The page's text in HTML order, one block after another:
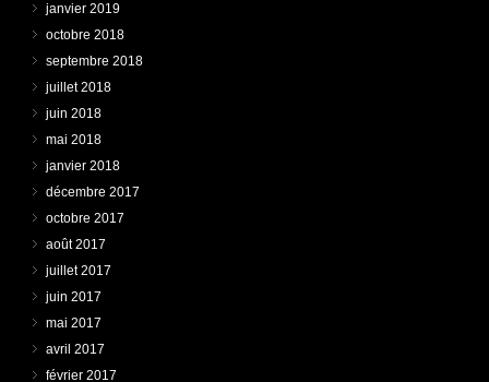
janvier 2019
octobre 2018
septembre 2018
juillet 2018
juin 2018
mai 2018
janvier 2018
décembre 2017
octobre 2017
août 2017
juillet 2017
juin 2017
mai 2017
avril 2017
février 2017